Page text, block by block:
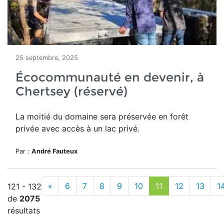
25 septembre, 2025
Écocommunauté en devenir, à
Chertsey (réservé)
La moitié du domaine sera préservée en forêt
privée avec accès à un lac privé.
Par : André Fauteux
121 - 132
de 2075
résultats
« 6 7 8 9 10 11 12 13